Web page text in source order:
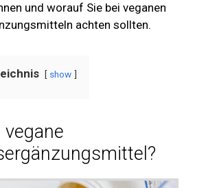
und worauf Sie bei veganen
achten sollten.
show